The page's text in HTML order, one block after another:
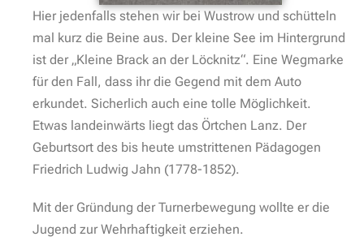
Hier jedenfalls stehen wir bei Wustrow und schütteln
mal kurz die Beine aus. Der kleine See im Hintergrund
ist der „Kleine Brack an der Löcknitz“. Eine Wegmarke
für den Fall, dass ihr die Gegend mit dem Auto
erkundet. Sicherlich auch eine tolle Möglichkeit.
Etwas landeinwärts liegt das Örtchen Lanz. Der
Geburtsort des bis heute umstrittenen Pädagogen
Friedrich Ludwig Jahn (1778-1852).
Mit der Gründung der Turnerbewegung wollte er die
Jugend zur Wehrhaftigkeit erziehen.